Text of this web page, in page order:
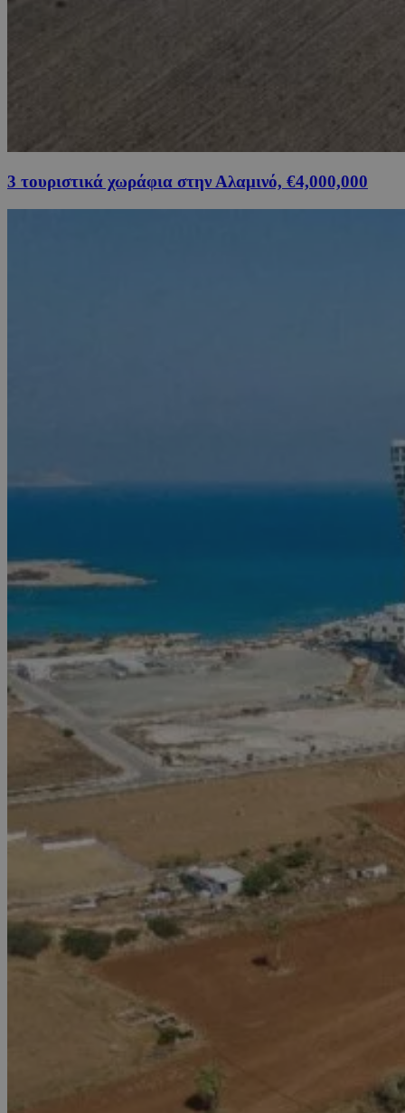
3 τουριστικά χωράφια στην Αλαμινό, €4,000,000